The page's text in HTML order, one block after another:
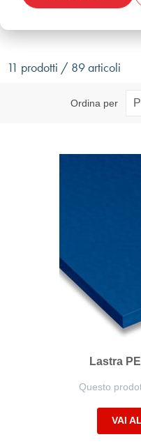
11 prodotti / 89 articoli
Ordina per
Lastra
Questo
VAI